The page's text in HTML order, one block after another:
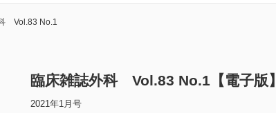
Vol.83 No.1
臨床雑誌外科 Vol.83 No.1【電子版】
2021年1月号